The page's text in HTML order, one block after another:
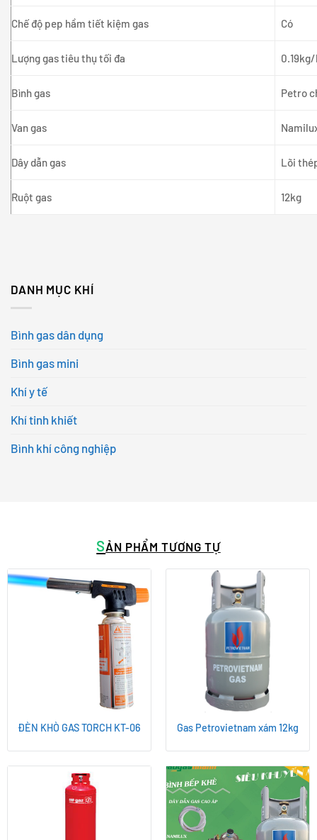
Chế độ pep hầm tiết kiệm gas Có
Lượng gas tiêu thụ tối đa
Bình gas Petro
Van gas
Dây dẫn gas Lõi
Ruột gas 12kg
DANH MỤC KHÍ
Bình gas dân dụng
Bình gas mini
Khí y tế
Khí tinh khiết
Bình khí công nghiệp
SẢN PHẨM TƯƠNG TỰ
ĐÈN KHÒ GAS TORCH KT-06 Gas Petrovietnam xám 12kg